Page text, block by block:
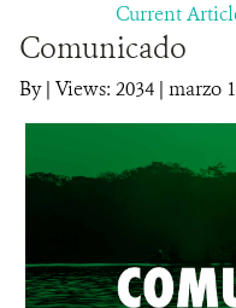
Current
Comunicado
By| Views: 2034 | marzo